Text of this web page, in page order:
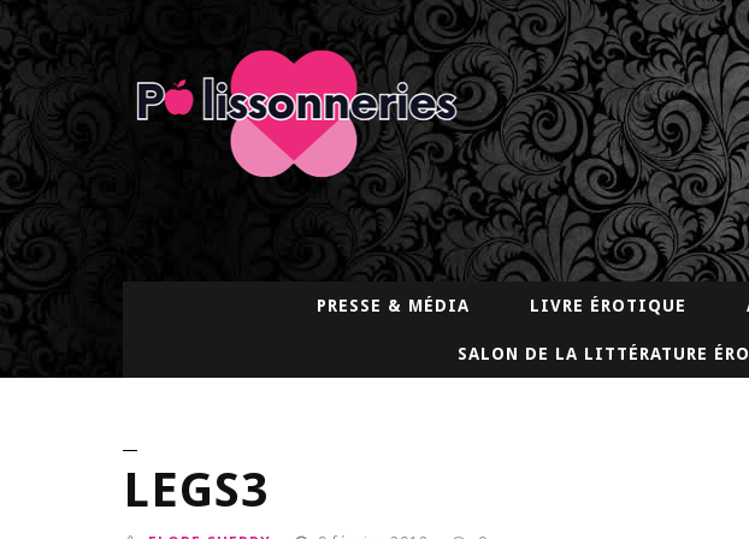
PRESSE & MÉDIA LIVRE ÉROTIQUE
SALON DE LA LITTÉRATURE
LEGS3